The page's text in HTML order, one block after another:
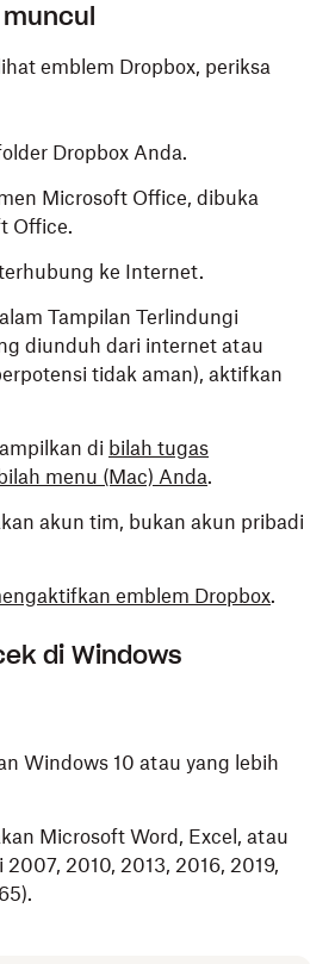
emblem Dropbox, periksa
Dropbox Anda.
Microsoft Office, dibuka
Office.
ke Internet.
Tampilan Terlindungi
diunduh dari internet atau
tidak aman), aktifkan
di bilah tugas
bilah menu (Mac) Anda.
akun tim, bukan akun pribadi
emblem Dropbox.
di Windows
Windows 10 atau yang lebih
Microsoft Word, Excel, atau
2007, 2010, 2013, 2016, 2019,